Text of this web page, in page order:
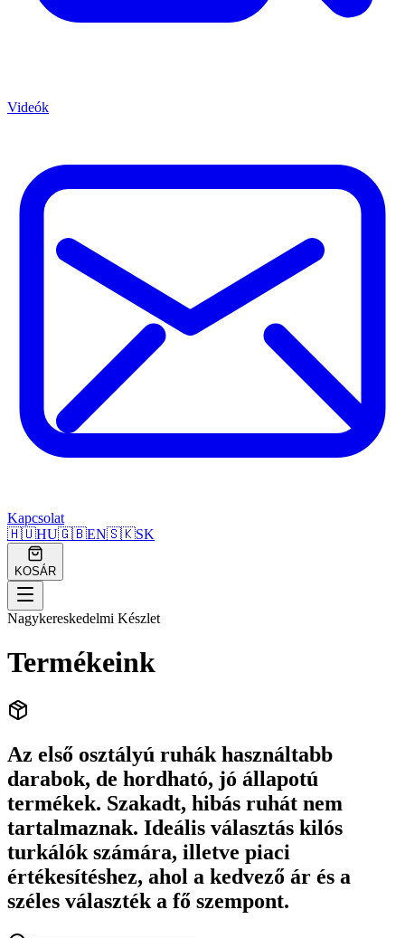
Videók
Kapcsolat
🇭🇺HU🇬🇧EN🇸🇰SK
KOSÁR
Nagykereskedelmi Készlet
Termékeink
Az első osztályú ruhák használtabb
darabok, de hordható, jó állapotú
termékek. Szakadt, hibás ruhát nem
tartalmaznak. Ideális választás kilós
turkálók számára, illetve piaci
értékesítéshez, ahol a kedvező ár és a
széles választék a fő szempont.